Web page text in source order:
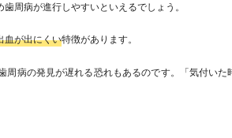
周病が進行しやすいといえるでしょう。
血が出にくい特徴があります。
病の発見が遅れる恐れもあるのです。「気付いた